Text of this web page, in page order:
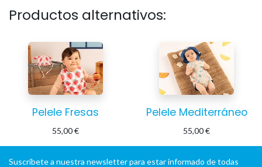
Productos alternativos:
Pelele Fresas
55,00€
Pelele Mediterráneo
55,00€
Suscríbete a nuestra newsletter para estar informado de todas